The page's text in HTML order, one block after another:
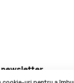
newsletter